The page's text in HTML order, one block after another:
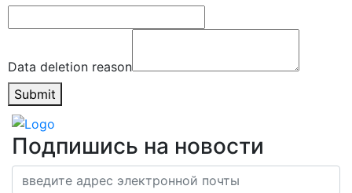
Data deletion reason
Submit
Подпишись на новости